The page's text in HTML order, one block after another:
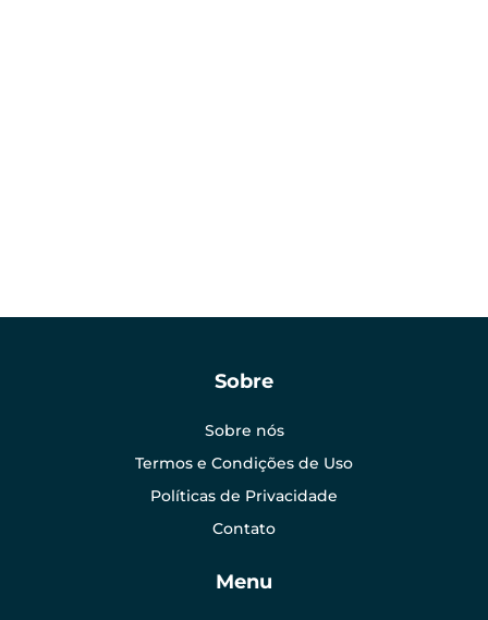
Sobre
Sobre nós
Termos e Condições de Uso
Políticas de Privacidade
Contato
Menu